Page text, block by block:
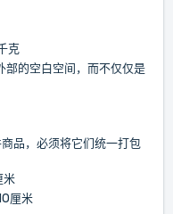
克
的空白空间， 而不仅仅是
品，必须将它们统一打包
米
厘米